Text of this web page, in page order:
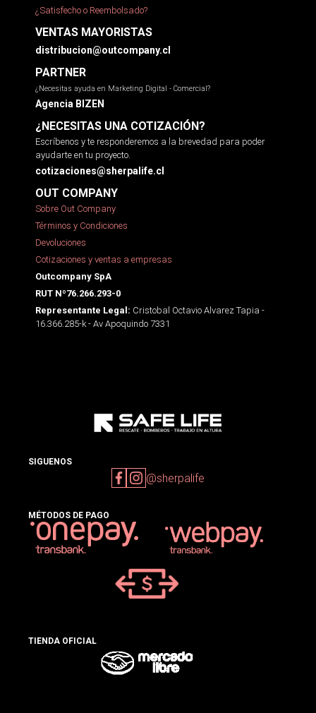
¿Satisfecho o Reembolsado?
VENTAS MAYORISTAS
distribucion@outcompany.cl
PARTNER
¿Necesitas ayuda en Marketing Digital - Comercial?
Agencia BIZEN
¿NECESITAS UNA COTIZACIÓN?
Escríbenos y te responderemos a la brevedad para poder
ayudarte en tu proyecto.
cotizaciones@sherpalife.cl
OUT COMPANY
Sobre Out Company
Términos y Condiciones
Devoluciones
Cotizaciones y ventas a empresas
Outcompany SpA
RUT Nº76.266.293-0
Representante Legal: Cristobal Octavio Alvarez Tapia -
16.366.285-k - Av Apoquindo 7331
SIGUENOS
@sherpalife
MÉTODOS DE PAGO
TIENDA OFICIAL